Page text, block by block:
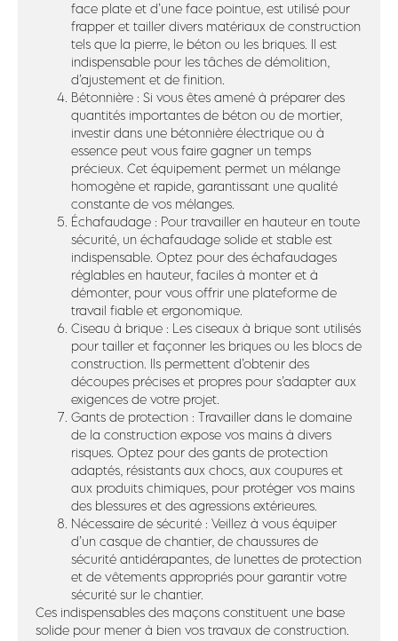
face plate et d’une face pointue, est utilisé pour
frapper et tailler divers matériaux de construction
tels que la pierre, le béton ou les briques. Il est
indispensable pour les tâches de démolition,
d’ajustement et de finition.
Bétonnière : Si vous êtes amené à préparer des
quantités importantes de béton ou de mortier,
investir dans une bétonnière électrique ou à
essence peut vous faire gagner un temps
précieux. Cet équipement permet un mélange
homogène et rapide, garantissant une qualité
constante de vos mélanges.
Échafaudage : Pour travailler en hauteur en toute
sécurité, un échafaudage solide et stable est
indispensable. Optez pour des échafaudages
réglables en hauteur, faciles à monter et à
démonter, pour vous offrir une plateforme de
travail fiable et ergonomique.
Ciseau à brique : Les ciseaux à brique sont utilisés
pour tailler et façonner les briques ou les blocs de
construction. Ils permettent d’obtenir des
découpes précises et propres pour s’adapter aux
exigences de votre projet.
Gants de protection : Travailler dans le domaine
de la construction expose vos mains à divers
risques. Optez pour des gants de protection
adaptés, résistants aux chocs, aux coupures et
aux produits chimiques, pour protéger vos mains
des blessures et des agressions extérieures.
Nécessaire de sécurité : Veillez à vous équiper
d’un casque de chantier, de chaussures de
sécurité antidérapantes, de lunettes de protection
et de vêtements appropriés pour garantir votre
sécurité sur le chantier.
Ces indispensables des maçons constituent une base
solide pour mener à bien vos travaux de construction.